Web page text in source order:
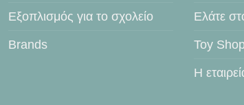
Εξοπλισμός για το σχολείο
Brands
Ελάτε
Toy
Η